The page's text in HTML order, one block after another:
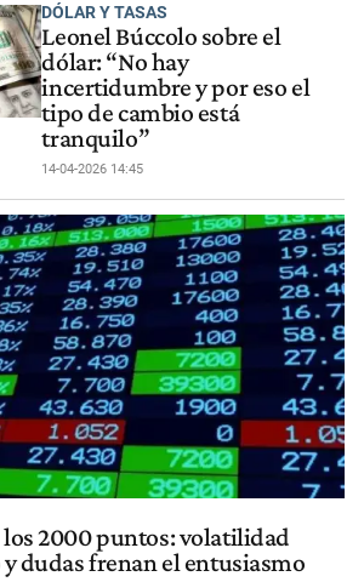
DÓLAR Y TASAS
Leonel Búccolo sobre el
dólar: “No hay
incertidumbre y por eso el
tipo de cambio está
tranquilo”
14-04-2026 14:45
los 2000 puntos: volatilidad
dudas frenan el entusiasmo